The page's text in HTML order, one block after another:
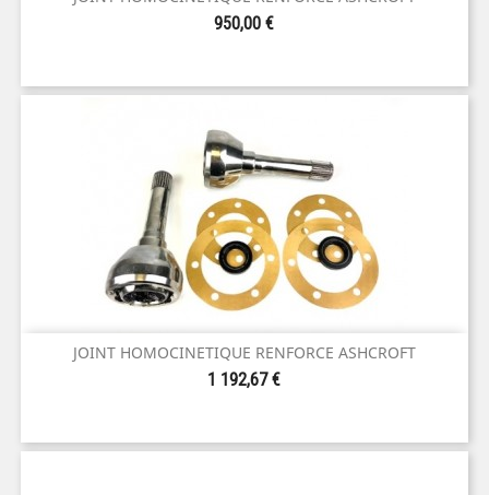
Prix
950,00 €
JOINT HOMOCINETIQUE RENFORCE ASHCROFT
Prix
1 192,67 €